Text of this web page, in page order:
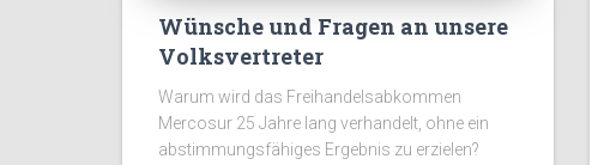
Wünsche und Fragen an unsere
Volksvertreter
Warum wird das Freihandelsabkommen
Mercosur 25 Jahre lang verhandelt, ohne ein
abstimmungsfähiges Ergebnis zu erzielen?